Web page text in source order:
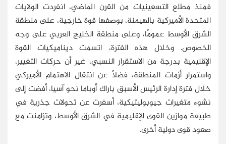
فمنذ مطلع التسعينيات من القرن الماضي، انفردت الولايات
المتحدة الأميركية بالهيمنة، بوصفها قوة خارجية، على منطقة
الشرق الأوسط عمومًا، وعلى منطقة الخليج العربي على وجه
الخصوص. وخلال هذه الفترة، اتسمت ديناميكيات القوة
الإقليمية بدرجة من الاستقرار النسبي، غير أن حركات التغيير،
واستمرار أزمات المنطقة، فضلًا عن انتقال الاهتمام الأميركي
خلال فترة إدارة الرئيس الأسبق باراك أوباما نحو آسيا، أفضت إلى
نشوء متغيرات جيوبوليتيكية، أسفرت عن تحولات جذرية في
طبيعة موازين القوى الإقليمية في الشرق الأوسط، وتزامنت مع
صعود قوى دولية أخرى.